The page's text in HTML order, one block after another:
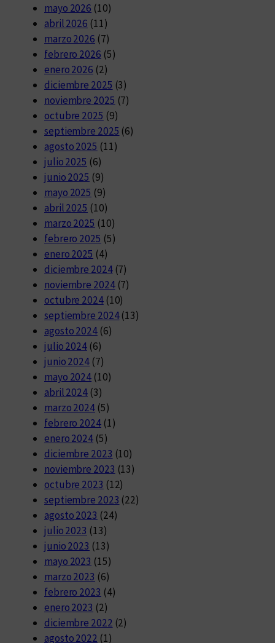
mayo 2026 (10)
abril 2026 (11)
marzo 2026 (7)
febrero 2026 (5)
enero 2026 (2)
diciembre 2025 (3)
noviembre 2025 (7)
octubre 2025 (9)
septiembre 2025 (6)
agosto 2025 (11)
julio 2025 (6)
junio 2025 (9)
mayo 2025 (9)
abril 2025 (10)
marzo 2025 (10)
febrero 2025 (5)
enero 2025 (4)
diciembre 2024(7)
noviembre 2024(7)
octubre 2024(10)
septiembre 2024(13)
agosto 2024(6)
julio 2024 (6)
junio 2024 (7)
mayo 2024 (10)
abril 2024 (3)
marzo 2024 (5)
febrero 2024(1)
enero 2024 (5)
diciembre 2023 (10)
noviembre 2023 (13)
octubre 2023 (12)
septiembre 2023 (22)
agosto 2023 (24)
julio 2023 (13)
junio 2023 (13)
mayo 2023 (15)
marzo 2023 (6)
febrero 2023 (4)
enero 2023 (2)
diciembre 2022 (2)
agosto 2022 (1)